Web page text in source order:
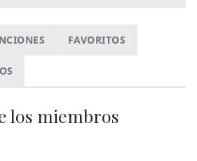
FAVORITOS
los miembros